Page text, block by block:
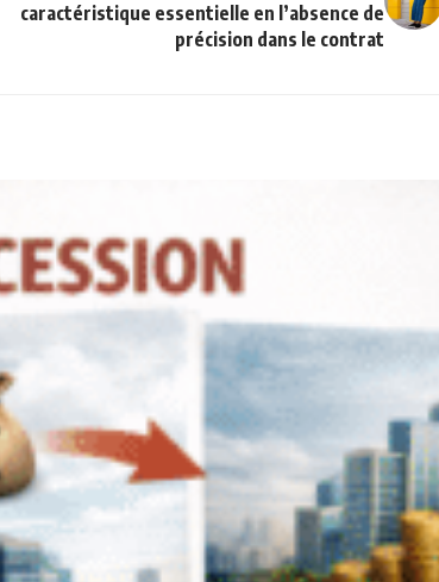
caractéristique essentielle en l’absence de
précision dans le contrat